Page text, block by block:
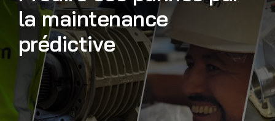
Nous rejoindre
la maintenance
prédictive